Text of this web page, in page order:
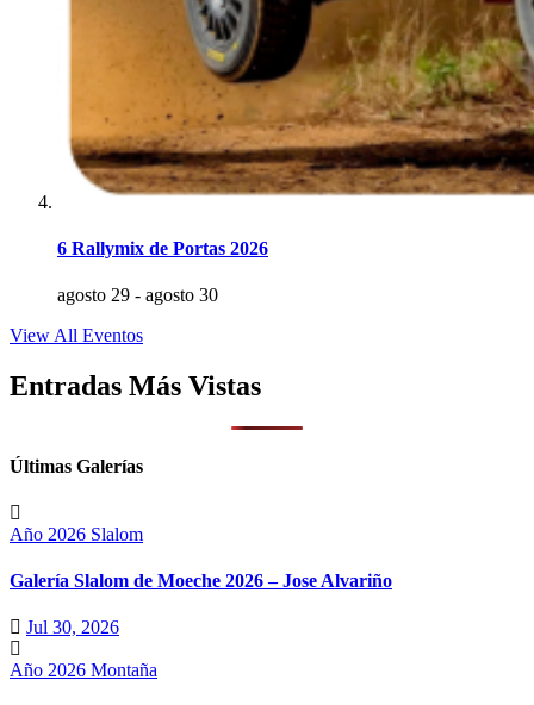
6 Rallymix de Portas 2026
agosto 29 - agosto 30
View All Eventos
Entradas Más Vistas
Últimas Galerías
Año 2026 Slalom
Galería Slalom de Moeche 2026 – Jose Alvariño
Jul 30, 2026
Año 2026 Montaña